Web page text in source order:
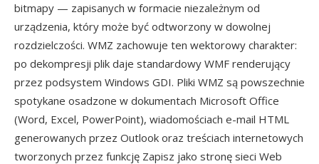
bitmapy — zapisanych w formacie niezależnym od
urządzenia, który może być odtworzony w dowolnej
rozdzielczości. WMZ zachowuje ten wektorowy charakter:
po dekompresji plik daje standardowy WMF renderujący
przez podsystem Windows GDI. Pliki WMZ są powszechnie
spotykane osadzone w dokumentach Microsoft Office
(Word, Excel, PowerPoint), wiadomościach e-mail HTML
generowanych przez Outlook oraz treściach internetowych
tworzonych przez funkcję Zapisz jako stronę sieci Web